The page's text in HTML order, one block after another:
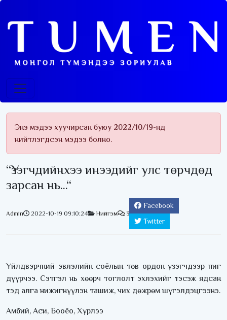
Энэ мэдээ хуучирсан буюу 2022/10/19-нд
нийтлэгдсэн мэдээ болно.
“Үзэгчдийнхээ инээдийг улс төрчдөд
зарсан нь...“
Admin 2022-10-19 09:10:24 Нийгэм 3
Facebook
Twitter
Үйлдвэрчний эвлэлийн соёлын төв ордон үзэгчдээр пиг
дүүрчээ. Сэтгэл нь хөөрч тоглолт эхлэхийг тэсэж ядсан
тэд алга нижигнүүлэн ташиж, чих дөжрөм шүгэлдэцгээнэ.
Амбий, Аси, Бооёо, Хүрлээ